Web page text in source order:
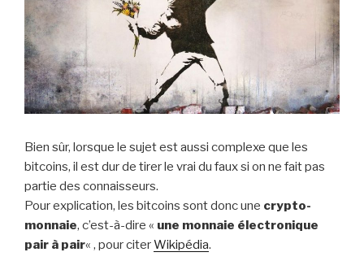
Bien sûr, lorsque le sujet est aussi complexe que les
bitcoins, il est dur de tirer le vrai du faux si on ne fait pas
partie des connaisseurs.
Pour explication, les bitcoins sont donc une crypto-
monnaie, c’est-à-dire « une monnaie électronique
pair à pair« , pour citerWikipédia.